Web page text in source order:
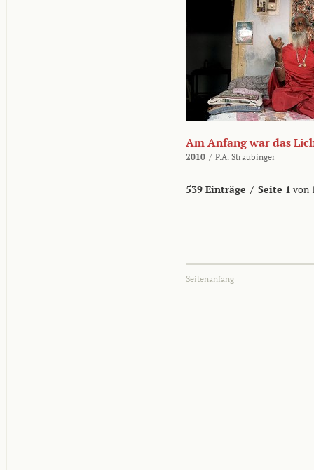
Am Anfang war das
2010 / P.A. Straubinger
539 Einträge / Seite 1 von
Seitenanfang